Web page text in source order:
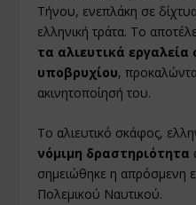
Τήνου, ενεπλάκη σε
ελληνική τράτα. Το
τα αλιευτικά
υποβρυχίου,
ακινητοποίησή του.
Το αλιευτικό σκάφος,
νόμιμη δραστηριότητα
σημειώθηκε η απρόσμενη
Πολεμικού Ναυτικού.